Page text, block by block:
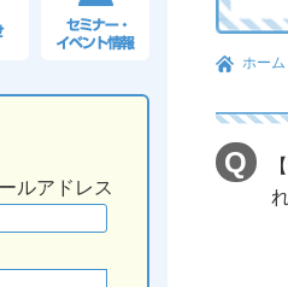
ルアドレス
ホーム